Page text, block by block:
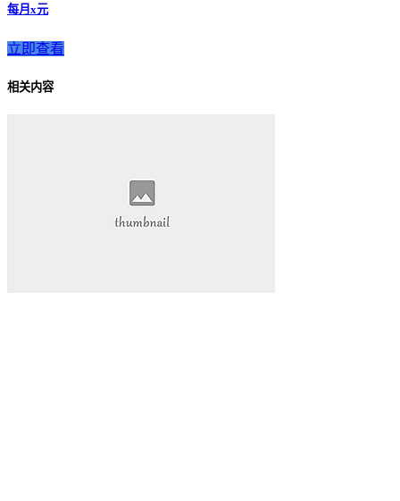
每月x元
立即查看
相关内容